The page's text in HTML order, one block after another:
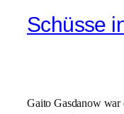
Schüsse
Gaito Gasdanow war